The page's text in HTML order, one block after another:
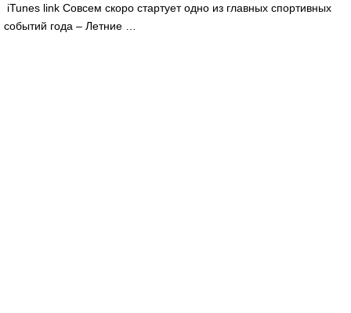
iTunes link Совсем скоро стартует одно из главных спортивных
событий года – Летние …